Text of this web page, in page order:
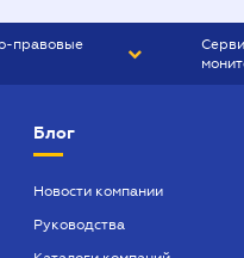
правовые
Блог
Новости компании
Руководства